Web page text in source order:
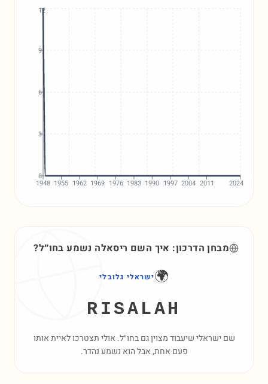
1948 1955 1962 1969 1976 1983 1990 1997 2004 2011 2024
0
3
6
9
12
מבחן הדרכון: איך השם ריסאלה נשמע בחו״ל?
🌍ישראלי גלובלי
RISALAH
שם ישראלי שיעבוד מצוין גם בחו״ל. אולי תצטרכו לאיית אותו
פעם אחת, אבל הוא נשמע נהדר.